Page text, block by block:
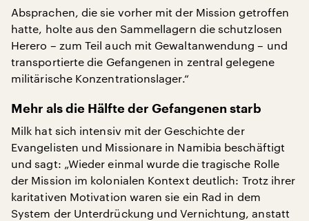
Absprachen, die sie vorher mit der Mission getroffen
hatte, holte aus den Sammellagern die schutzlosen
Herero – zum Teil auch mit Gewaltanwendung – und
transportierte die Gefangenen in zentral gelegene
militärische Konzentrationslager.“
Mehr als die Hälfte der Gefangenen starb
Milk hat sich intensiv mit der Geschichte der
Evangelisten und Missionare in Namibia beschäftigt
und sagt: „Wieder einmal wurde die tragische Rolle
der Mission im kolonialen Kontext deutlich: Trotz ihrer
karitativen Motivation waren sie ein Rad in dem
System der Unterdrückung und Vernichtung, anstatt